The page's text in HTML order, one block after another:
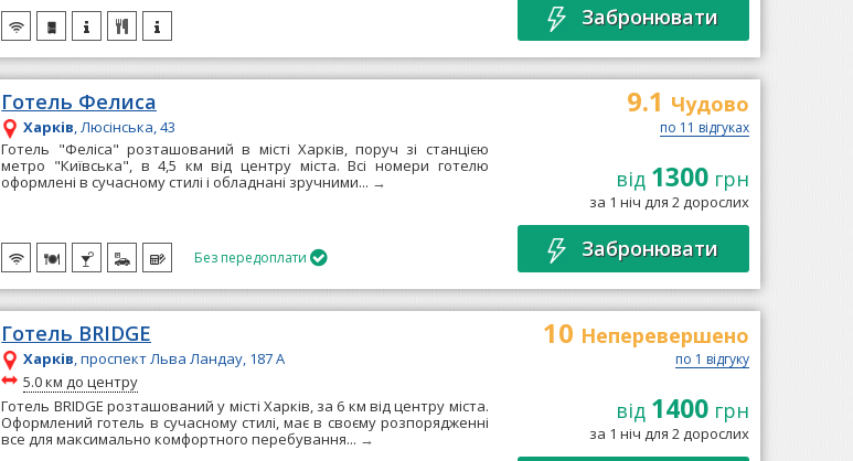
Забронювати
Готель Фелиса
Харків, Люсінська, 43
Готель "Феліса" розташований в місті Харків, поруч зі станцією
метро "Київська", в 4,5 км від центру міста. Всі номери готелю
оформлені в сучасному стилі і обладнані зручними... →
Без передоплати
9.1 Чудово
по 11 відгуках
від 1300грн
за 1 ніч для 2 дорослих
Забронювати
Готель BRIDGE
Харків, проспект Льва Ландау, 187 А
~
5.0 км до центру
Готель BRIDGE розташований у місті Харків, за 6 км від центру міста.
Оформлений готель в сучасному стилі, має в своєму розпорядженні
все для максимально комфортного перебування... →
10 Неперевершено
по 1 відгуку
від 1400грн
за 1 ніч для 2 дорослих